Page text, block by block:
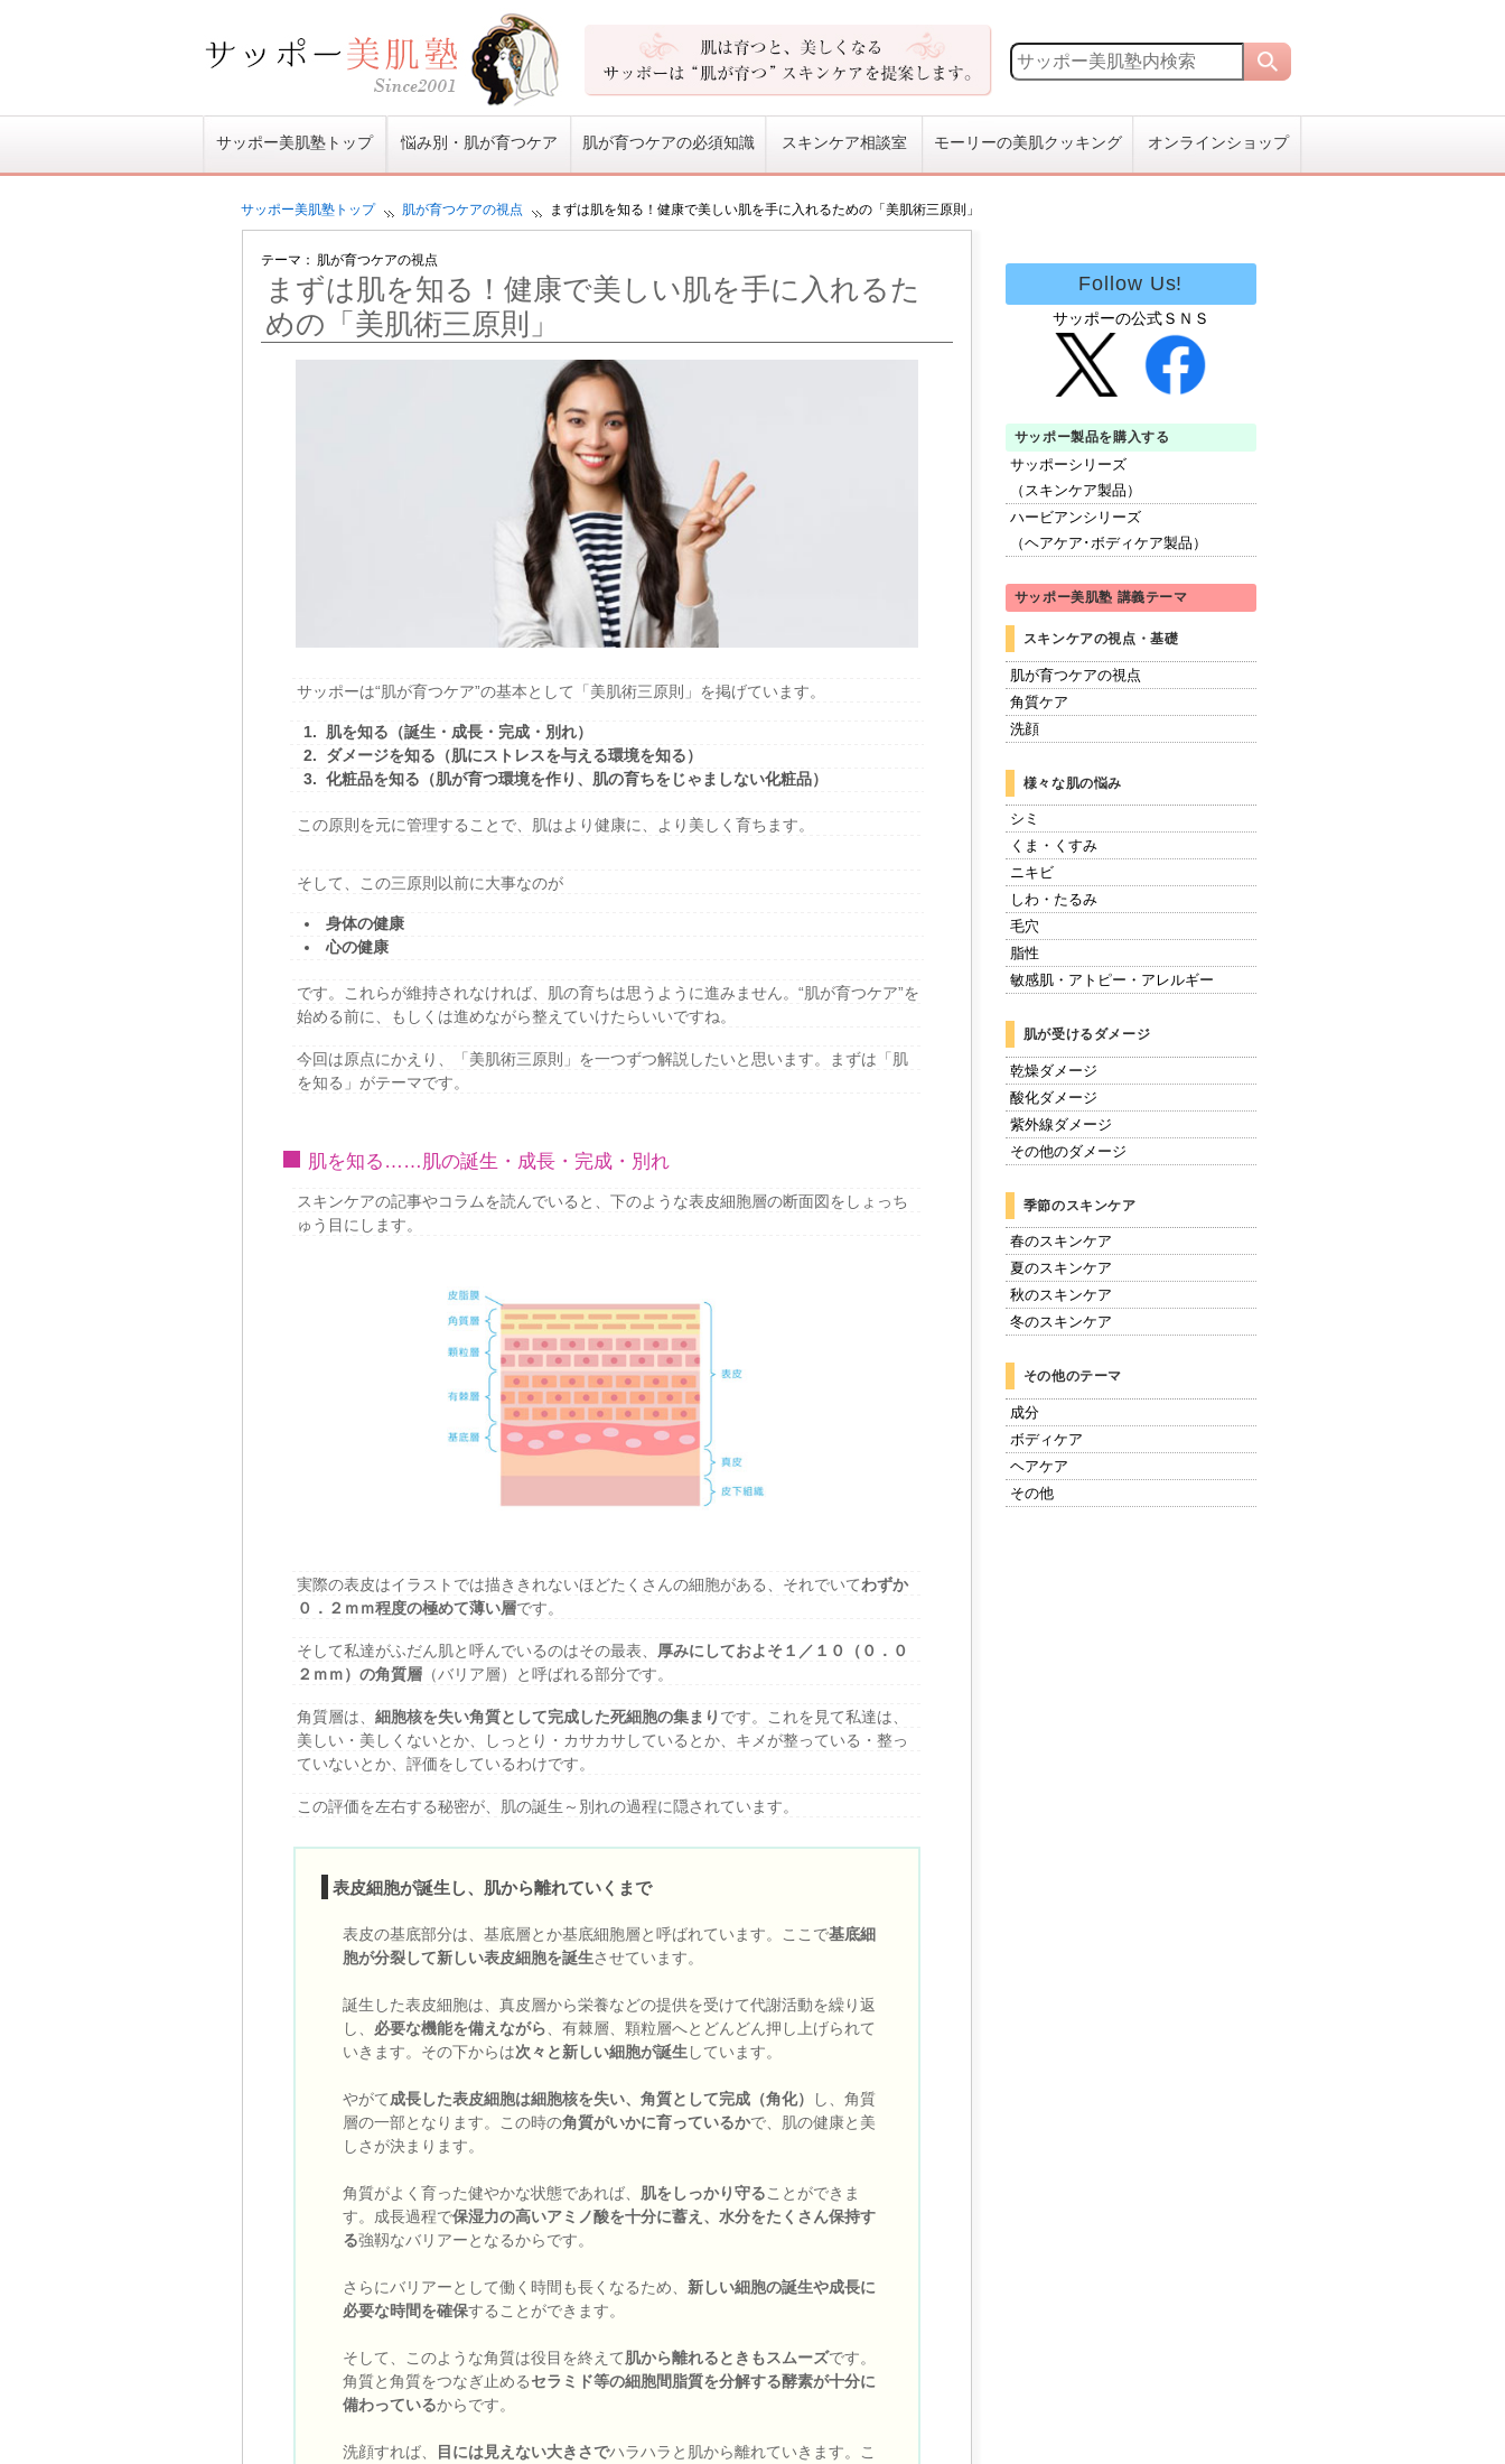
サッポー美肌塾トップ 悩み別・肌が育つケア 肌が育つケアの必須知識 スキンケア相談室 モーリーの美肌クッキング オンラインショップ
サッポー美肌塾 トップ 肌が育つケアの視点 まずは肌を知る！健康で美しい肌を手に入れるための「美肌術三原則」
テーマ： 肌が育つケアの視点
まずは肌を知る！健康で美しい肌を手に入れるた
めの「美肌術三原則」
サッポーは“肌が育つケア”の基本として「美肌術三原則」を掲げています。
肌を知る（誕生・成長・完成・別れ）
ダメージを知る（肌にストレスを与える環境を知る）
化粧品を知る（肌が育つ環境を作り、肌の育ちをじゃましない化粧品）
この原則を元に管理することで、肌はより健康に、より美しく育ちます。
そして、この三原則以前に大事なのが
身体の健康
心の健康
です。これらが維持されなければ、肌の育ちは思うように進みません。“肌が育つケア”を
始める前に、もしくは進めながら整えていけたらいいですね。
今回は原点にかえり、「美肌術三原則」を一つずつ解説したいと思います。まずは「肌
を知る」がテーマです。
肌を知る……肌の誕生・成長・完成・別れ
スキンケアの記事やコラムを読んでいると、下のような表皮細胞層の断面図をしょっち
ゅう目にします。
実際の表皮はイラストでは描ききれないほどたくさんの細胞がある、それでいてわずか
０．２ｍｍ程度の極めて薄い層です。
そして私達がふだん肌と呼んでいるのはその最表、 厚みにしておよそ１／１０（０．０
２ｍｍ）の角質層 （バリア層）と呼ばれる部分です。
角質層は、細胞核を失い角質として完成した死細胞の集まり です。これを見て私達は、
美しい・美しくないとか、しっとり・カサカサしているとか、キメが整っている・整っ
ていないとか、評価をしているわけです。
この評価を左右する秘密が、肌の誕生～別れの過程に隠されています。
表皮細胞が誕生し、肌から離れていくまで
表皮の基底部分は、基底層とか基底細胞層と呼ばれています。ここで基底細
胞が分裂して新しい表皮細胞を誕生させています。
誕生した表皮細胞は、真皮層から栄養などの提供を受けて代謝活動を繰り返
し、 必要な機能を備えながら 、有棘層、顆粒層へとどんどん押し上げられて
いきます。その下からは次々と新しい細胞が誕生 しています。
やがて成長した表皮細胞は細胞核を失い、角質として完成（角化）
し、角質
層の一部となります。この時の角質がいかに育っているかで、肌の健康と美
しさが決まります。
角質がよく育った健やかな状態であれば、 肌をしっかり守ることができま
す。成長過程で保湿力の高いアミノ酸を十分に蓄え、水分をたくさん保持す
る強靱なバリアーとなるからです。
さらにバリアーとして働く時間も長くなるため、 新しい細胞の誕生や成長に
必要な時間を確保することができます。
そして、このような角質は役目を終えて肌から離れるときもスムーズです。
角質と角質をつなぎ止めるセラミド等の細胞間脂質を分解する酵素が十分に
備わっているからです。
洗顔すれば、 目には見えない大きさでハラハラと肌から離れていきます。こ
Follow Us!
サッポーの公式ＳＮＳ
サッポー製品を購入する
サッポーシリーズ
（スキンケア製品）
ハービアンシリーズ
（ヘアケア･ボディケア製品）
サッポー美肌塾 講義テーマ
スキンケアの視点・基礎
肌が育つケアの視点
角質ケア
洗顔
様々な肌の悩み
シミ
くま・くすみ
ニキビ
しわ・たるみ
毛穴
脂性
敏感肌・アトピー・アレルギー
肌が受けるダメージ
乾燥ダメージ
酸化ダメージ
紫外線ダメージ
その他のダメージ
季節のスキンケア
春のスキンケア
夏のスキンケア
秋のスキンケア
冬のスキンケア
その他のテーマ
成分
ボディケア
ヘアケア
その他